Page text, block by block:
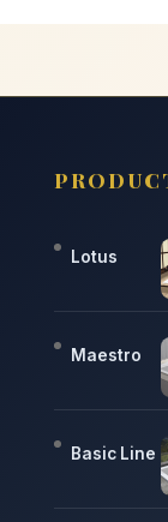
Lotus
Maestro
Basic Line